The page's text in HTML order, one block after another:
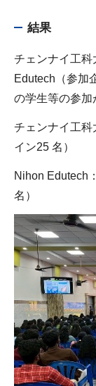
結果
チェンナイ工
Edutech（参加
の学生等の参加
チェンナイ工科
イン25 名）
Nihon Edutech
名）